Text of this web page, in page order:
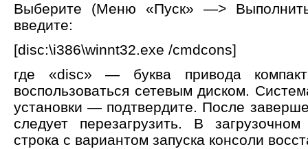
Выберите (Меню «Пуск» —>
введитe:
[disc:\i386\winnt32.exe /cmdcons]
где «disc» — буква привода
воспользоваться сетевым диском.
установки — подтвердите. После
следует перезагрузить. В
строка с вариантом запуска консоли